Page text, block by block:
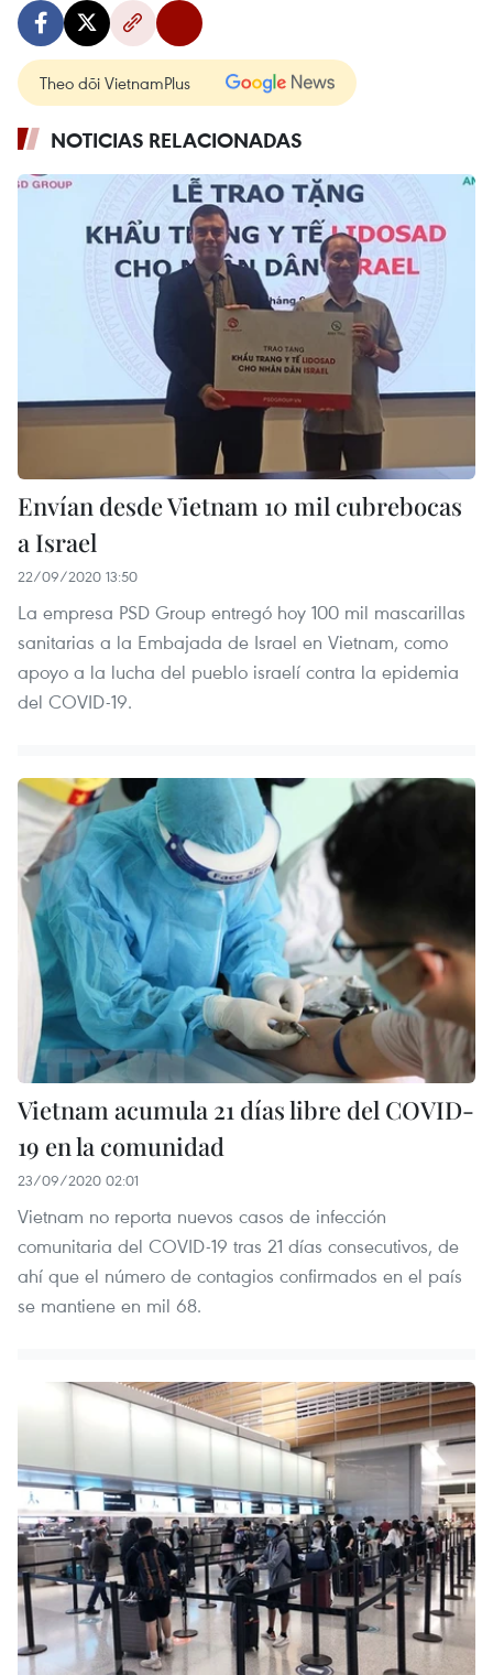
Theo dõi VietnamPlus
NOTICIAS RELACIONADAS
Envían desde Vietnam 10 mil cubrebocas
a Israel
22/09/2020 13:50
La empresa PSD Group entregó hoy 100 mil mascarillas
sanitarias a la Embajada de Israel en Vietnam, como
apoyo a la lucha del pueblo israelí contra la epidemia
del COVID-19.
Vietnam acumula 21 días libre del COVID-
19 en la comunidad
23/09/2020 02:01
Vietnam no reporta nuevos casos de infección
comunitaria del COVID-19 tras 21 días consecutivos, de
ahí que el número de contagios confirmados en el país
se mantiene en mil 68.